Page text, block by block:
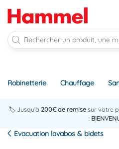
Robinetterie Chauffage
🏷️ Jusqu'à 200€ de remisesur votre
:
Evacuation lavabos & bidets